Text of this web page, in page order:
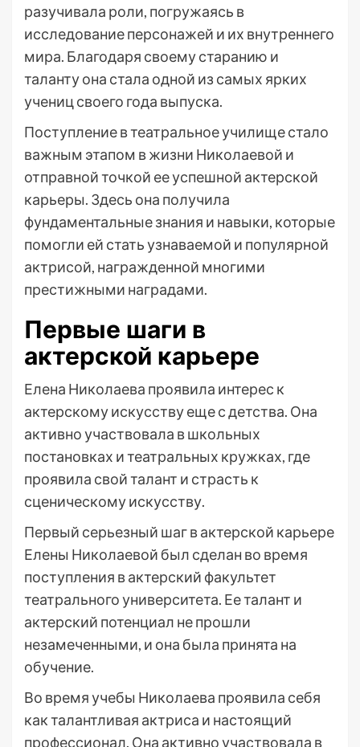
разучивала роли, погружаясь в
исследование персонажей и их внутреннего
мира. Благодаря своему старанию и
таланту она стала одной из самых ярких
учениц своего года выпуска.
Поступление в театральное училище стало
важным этапом в жизни Николаевой и
отправной точкой ее успешной актерской
карьеры. Здесь она получила
фундаментальные знания и навыки, которые
помогли ей стать узнаваемой и популярной
актрисой, награжденной многими
престижными наградами.
Первые шаги в
актерской карьере
Елена Николаева проявила интерес к
актерскому искусству еще с детства. Она
активно участвовала в школьных
постановках и театральных кружках, где
проявила свой талант и страсть к
сценическому искусству.
Первый серьезный шаг в актерской карьере
Елены Николаевой был сделан во время
поступления в актерский факультет
театрального университета. Ее талант и
актерский потенциал не прошли
незамеченными, и она была принята на
обучение.
Во время учебы Николаева проявила себя
как талантливая актриса и настоящий
профессионал. Она активно участвовала в